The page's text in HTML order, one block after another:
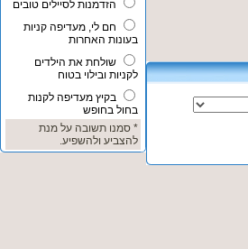
הזדמנות לסיילים טובים
חם לי, מעדיפה קניות
בעונות האחרות
שולחת את הילדים
לקניות ובילוי בטוח
בקיץ מעדיפה לקנות
בחול בחופש
* סמנו תשובה על מנת
להצביע ולהשפיע.